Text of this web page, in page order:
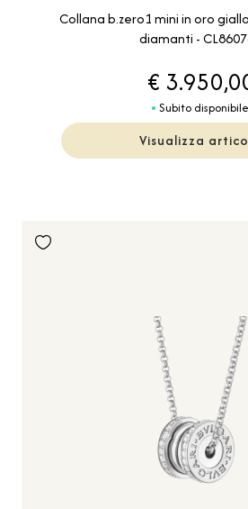
Collana b.zero1 mini in oro
diamanti -
€
Subito disponibile
Visualizza